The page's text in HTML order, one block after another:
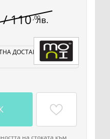
/110,00лв.
ДОСТАВКА на
на стоката към